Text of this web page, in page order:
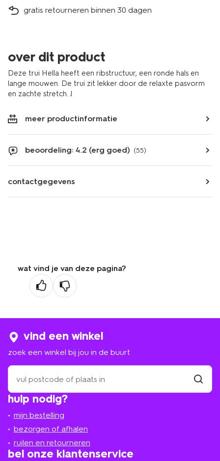
gratis retourneren binnen 30 dagen
over dit product
Deze trui Hella heeft een ribstructuur, een ronde hals en
lange mouwen. De trui zit lekker door de relaxte pasvorm
en zachte stretch. J
meer productinformatie
beoordeling: 4.2 (erg goed) (55)
contactgegevens
wat vind je van deze pagina?
hulp nodig?
mijn bestelling
bezorgen of afhalen
ruilen en retourneren
bel onze klantenservice
vind een winkel
zoek een winkel bij jou in de buurt
zoek
een
winkel
bij
in
de
buurt